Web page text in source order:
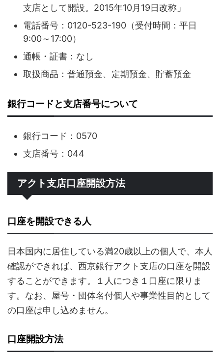
支店として開設。2015年10月19日改称」
電話番号：0120-523-190（受付時間：平日
9:00～17:00）
通帳・証書：なし
取扱商品：普通預金、定期預金、貯蓄預金
銀行コードと支店番号について
銀行コード：0570
支店番号：044
アクト支店口座開設方法
口座を開設できる人
日本国内に居住している満20歳以上の個人で、本人
確認ができれば、西京銀行アクト支店の口座を開設
することができます。１人につき１口座に限りま
す。なお、屋号・団体名付個人や事業性目的として
の口座は申し込めません。
口座開設方法